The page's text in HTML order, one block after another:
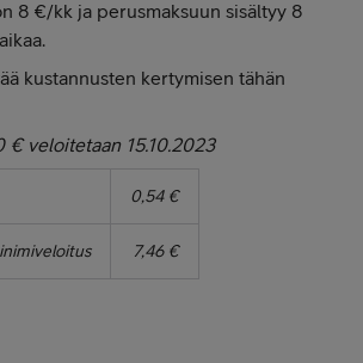
8 €/kk ja perusmaksuun sisältyy 8
kustannusten kertymisen tähän
€ veloitetaan 15.10.2023
0,54 €
7,46 €